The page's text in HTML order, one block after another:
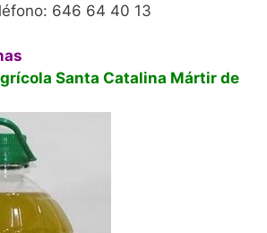
646 64 40 13
Santa Catalina Mártir de